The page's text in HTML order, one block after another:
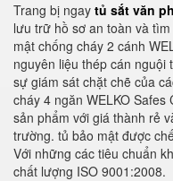
Trang bị ngay tủ sắt văn
lưu trữ hồ sơ an toàn và
mật chống cháy 2 cánh
nguyên liệu thép cán nguội
sự giám sát chặt chẽ của
cháy 4 ngăn WELKO
sản phẩm với giá thành rẻ
trường. tủ bảo mật được
Với những các tiêu chuẩn
chất lượng ISO 9001:2008.